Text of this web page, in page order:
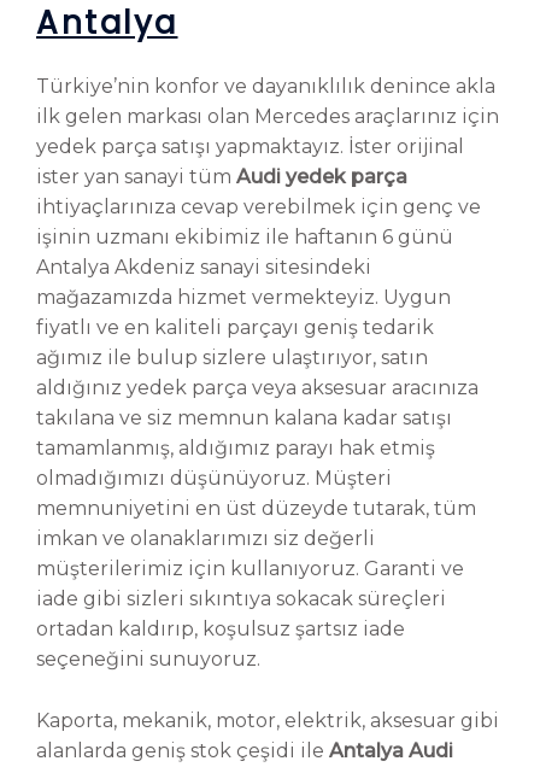
Antalya
Türkiye’nin konfor ve dayanıklılık denince akla
ilk gelen markası olan Mercedes araçlarınız için
yedek parça satışı yapmaktayız. İster orijinal
ister yan sanayi tüm Audi yedek parça
ihtiyaçlarınıza cevap verebilmek için genç ve
işinin uzmanı ekibimiz ile haftanın 6 günü
Antalya Akdeniz sanayi sitesindeki
mağazamızda hizmet vermekteyiz. Uygun
fiyatlı ve en kaliteli parçayı geniş tedarik
ağımız ile bulup sizlere ulaştırıyor, satın
aldığınız yedek parça veya aksesuar aracınıza
takılana ve siz memnun kalana kadar satışı
tamamlanmış, aldığımız parayı hak etmiş
olmadığımızı düşünüyoruz. Müşteri
memnuniyetini en üst düzeyde tutarak, tüm
imkan ve olanaklarımızı siz değerli
müşterilerimiz için kullanıyoruz. Garanti ve
iade gibi sizleri sıkıntıya sokacak süreçleri
ortadan kaldırıp, koşulsuz şartsız iade
seçeneğini sunuyoruz.
Kaporta, mekanik, motor, elektrik, aksesuar gibi
alanlarda geniş stok çeşidi ile Antalya Audi